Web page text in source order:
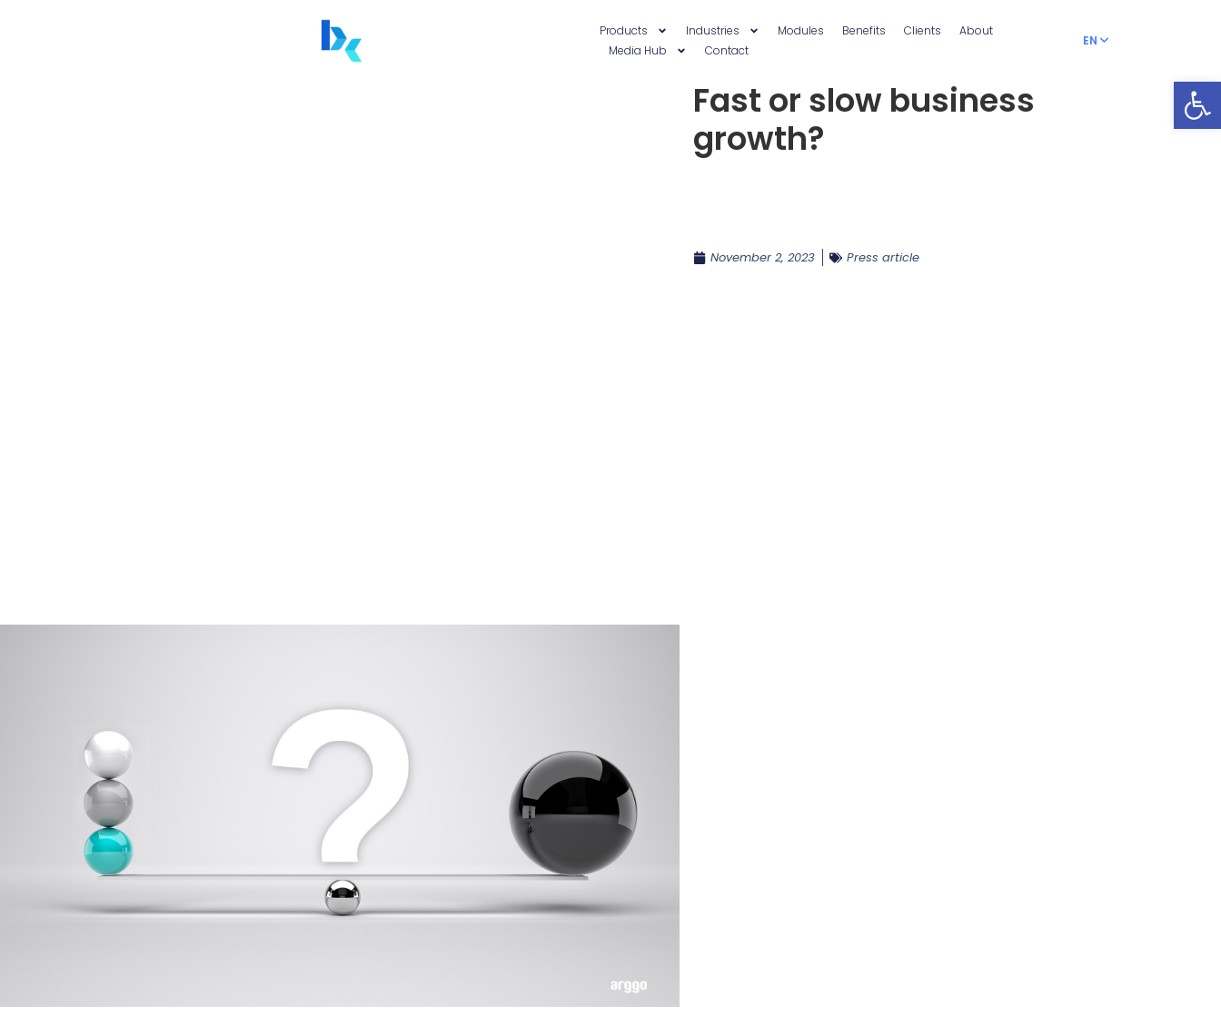
Products Industries Modules Benefits Clients
About
Media Hub
Contact
EN
RO
Fast or slow business
growth?
November 2, 2023 Press article